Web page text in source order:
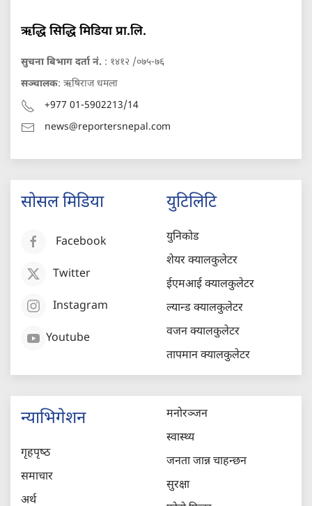
ऋद्धि सिद्धि मिडिया प्रा.लि.
सुचना बिभाग दर्ता नं. : १४१२ /०७५-७६
सञ्चालक: ऋषिराज धमला
+977 01-5902213/14
news@reportersnepal.com
सोसल मिडिया
Facebook
Twitter
Instagram
Youtube
युटिलिटि
युनिकोड
शेयर क्यालकुलेटर
ईएमआई क्यालकुलेटर
ल्यान्ड क्यालकुलेटर
वजन क्यालकुलेटर
तापमान क्यालकुलेटर
न्याभिगेशन
गृहपृष्‍ठ
समाचार
अर्थ
मनोरञ्जन
स्वास्थ्य
जनता जान्न चाहन्छन
सुरक्षा